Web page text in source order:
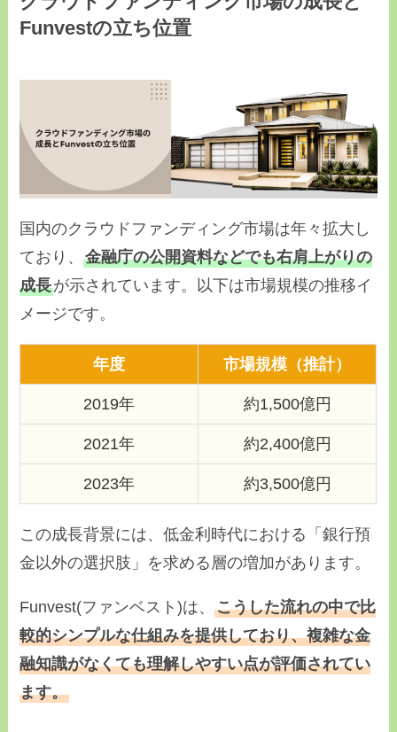
Funvestの立ち位置
国内のクラウドファンディング市場は年々拡大し
ており、金融庁の公開資料などでも右肩上がりの
成長が示されています。以下は市場規模の推移イ
メージです。
年度 市場規模（推計）
2019年 約1,500億円
2021年 約2,400億円
2023年 約3,500億円
この成長背景には、低金利時代における「銀行預
金以外の選択肢」を求める層の増加があります。
Funvest(ファンベスト)は、こうした流れの中で比
較的シンプルな仕組みを提供しており、複雑な金
融知識がなくても理解しやすい点が評価されてい
ます。